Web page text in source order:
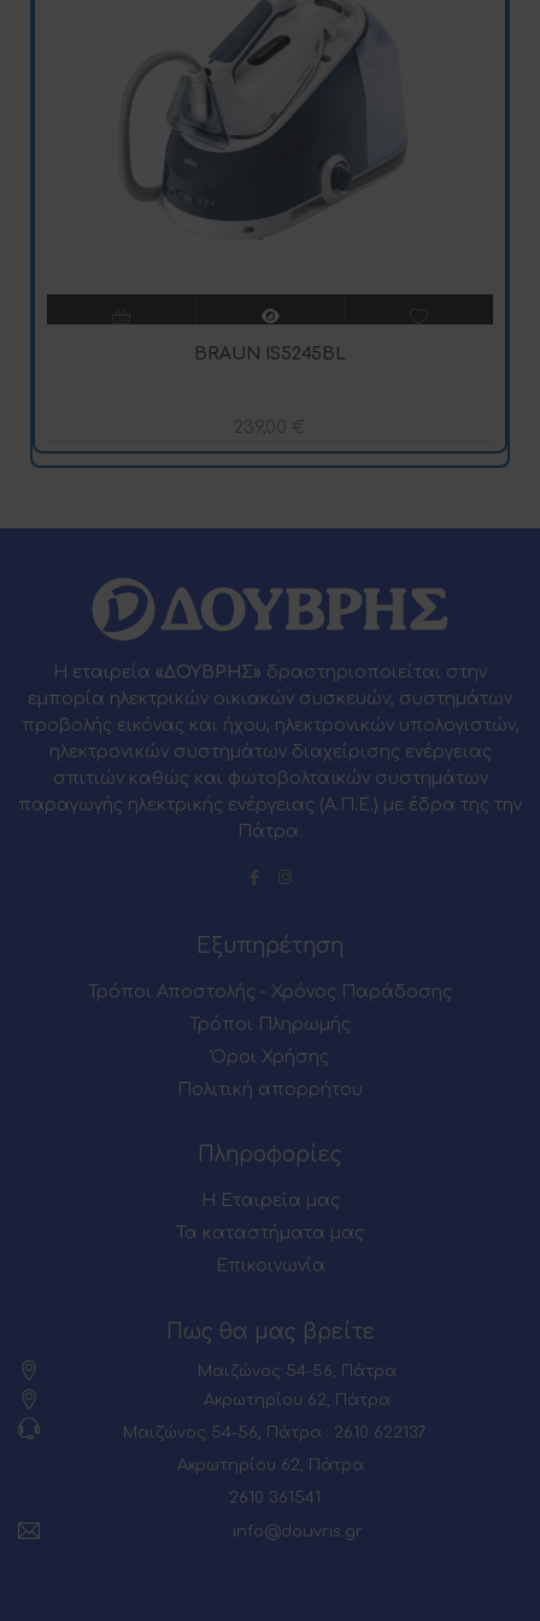
BRAUN IS5245BL
239,00 €
Η εταιρεία «ΔΟΥΒΡΗΣ» δραστηριοποιείται στην
εμπορία ηλεκτρικών οικιακών συσκευών, συστημάτων
προβολής εικόνας και ήχου, ηλεκτρονικών υπολογιστών,
ηλεκτρονικών συστημάτων διαχείρισης ενέργειας
σπιτιών καθώς και φωτοβολταϊκών συστημάτων
παραγωγής ηλεκτρικής ενέργειας (Α.Π.Ε.) με έδρα της την
Πάτρα.
Εξυπηρέτηση
Τρόποι Αποστολής - Χρόνος Παράδοσης
Τρόποι Πληρωμής
Όροι Χρήσης
Πολιτική απορρήτου
Πληροφορίες
Η Εταιρεία μας
Τα καταστήματα μας
Επικοινωνία
Πως θα μας βρείτε
Μαιζώνος 54-56, Πάτρα
Ακρωτηρίου 62, Πάτρα
Μαιζώνος 54-56, Πάτρα : 2610 622137
Ακρωτηρίου 62, Πάτρα :
2610 361541
info@douvris.gr